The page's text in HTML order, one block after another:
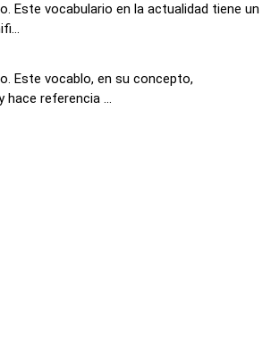
Este vocabulario en la actualidad tiene un
Este vocablo, en su concepto,
hace referencia ...